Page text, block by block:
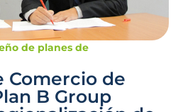
de planes de
Comercio de
B Group